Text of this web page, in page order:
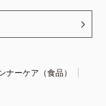
ナーケア（食品）